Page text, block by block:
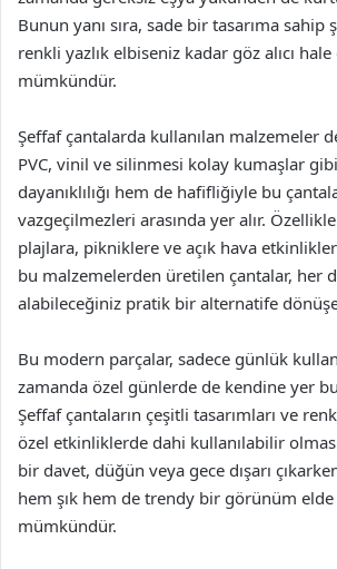
Bunun yanı sıra, sade bir tasarıma sahip
renkli yazlık elbiseniz kadar göz alıcı
mümkündür.
Şeffaf çantalarda kullanılan malzemeler
PVC, vinil ve silinmesi kolay kumaşlar
dayanıklılığı hem de hafifliğiyle bu
vazgeçilmezleri arasında yer alır.
plajlara, pikniklere ve açık hava
bu malzemelerden üretilen çantalar, her
alabileceğiniz pratik bir alternatife
Bu modern parçalar, sadece günlük
zamanda özel günlerde de kendine yer
Şeffaf çantaların çeşitli tasarımları ve
özel etkinliklerde dahi kullanılabilir
bir davet, düğün veya gece dışarı
hem şık hem de trendy bir görünüm
mümkündür.